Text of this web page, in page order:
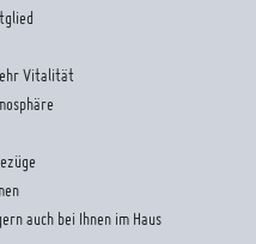
Vitalität
auch bei Ihnen im Haus